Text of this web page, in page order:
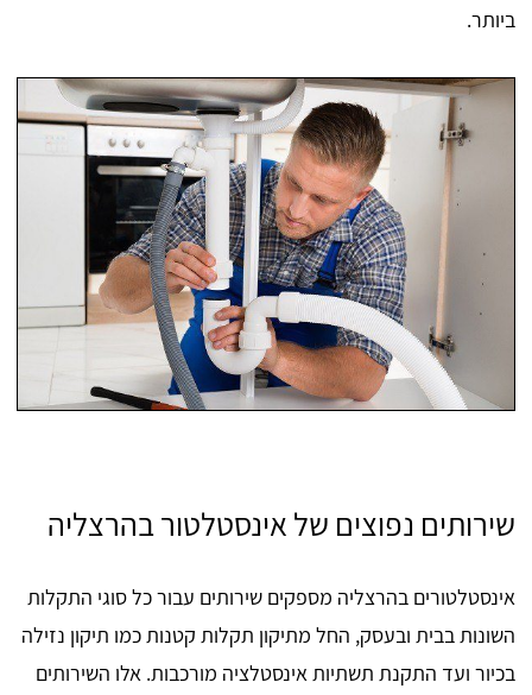
ביותר.
שירותים נפוצים של אינסטלטור בהרצליה
אינסטלטורים בהרצליה מספקים שירותים עבור כל סוגי התקלות
השונות בבית ובעסק, החל מתיקון תקלות קטנות כמו תיקון נזילה
בכיור ועד התקנת תשתיות אינסטלציה מורכבות. אלו השירותים